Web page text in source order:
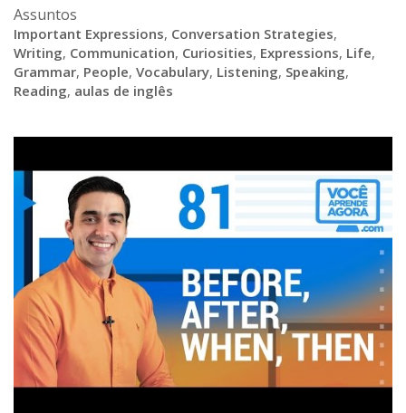
Assuntos
Important Expressions, Conversation Strategies,
Writing, Communication, Curiosities, Expressions, Life,
Grammar, People, Vocabulary, Listening, Speaking,
Reading, aulas de inglês